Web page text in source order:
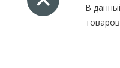
В
товаров